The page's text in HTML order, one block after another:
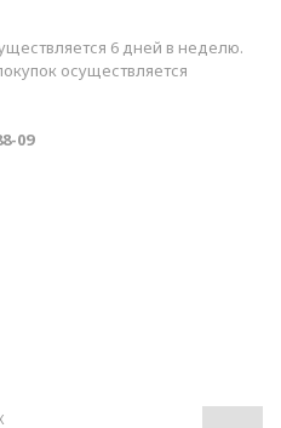
6 дней в неделю.
осуществляется
09